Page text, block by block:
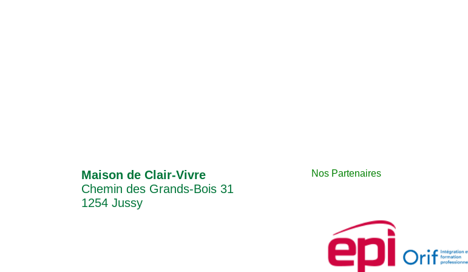
Maison de Clair-Vivre
Chemin des Grands-Bois 31
1254 Jussy
Nos Partenaires